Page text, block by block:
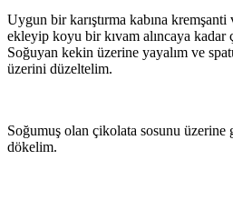
Uygun bir karıştırma kabına kremşanti
ekleyip koyu bir kıvam alıncaya kadar
Soğuyan kekin üzerine yayalım ve
üzerini düzeltelim.
Soğumuş olan çikolata sosunu üzerine
dökelim.